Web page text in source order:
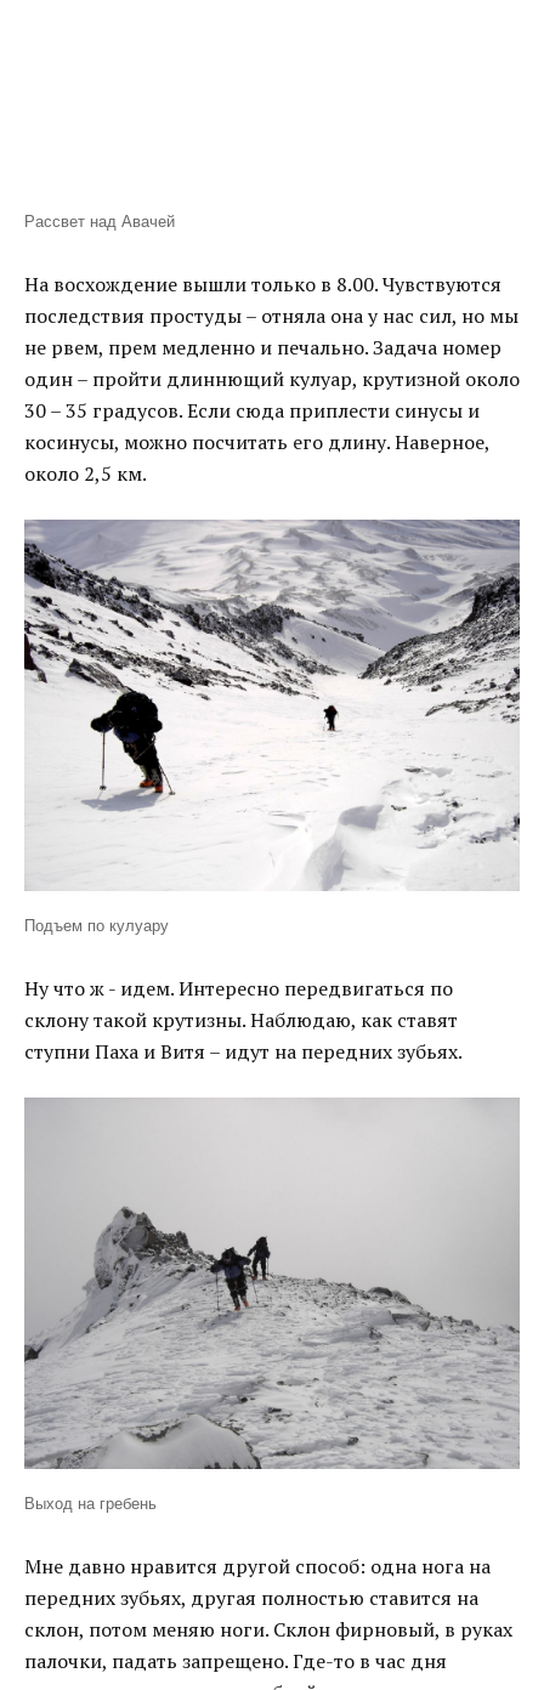
Рассвет над Авачей
На восхождение вышли только в 8.00. Чувствуются
последствия простуды – отняла она у нас сил, но мы
не рвем, прем медленно и печально. Задача номер
один – пройти длиннющий кулуар, крутизной около
30 – 35 градусов. Если сюда приплести синусы и
косинусы, можно посчитать его длину. Наверное,
около 2,5 км.
Подъем по кулуару
Ну что ж - идем. Интересно передвигаться по
склону такой крутизны. Наблюдаю, как ставят
ступни Паха и Витя – идут на передних зубьях.
Выход на гребень
Мне давно нравится другой способ: одна нога на
передних зубьях, другая полностью ставится на
склон, потом меняю ноги. Склон фирновый, в руках
палочки, падать запрещено. Где-то в час дня